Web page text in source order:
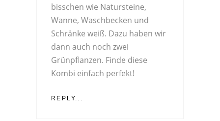
bisschen wie Natursteine,
Wanne, Waschbecken und
Schränke weiß. Dazu haben wir
dann auch noch zwei
Grünpflanzen. Finde diese
Kombi einfach perfekt!
REPLY...